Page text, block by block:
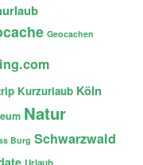
Geocachen
Kurzurlaub Köln
Natur
Burg Schwarzwald